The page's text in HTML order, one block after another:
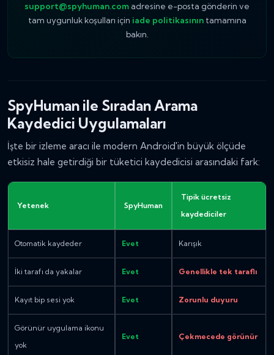
support@spyhuman.com adresine e-posta gönderin ve
tam uygunluk koşulları için iade politikasınıntamamına
bakın.
SpyHuman ile Sıradan Arama
Kaydedici Uygulamaları
İşte bir izleme aracı ile modern Android'in büyük ölçüde
etkisiz hale getirdiği bir tüketici kaydedicisi arasındaki fark:
Yetenek SpyHuman
Tipik ücretsiz
kaydediciler
Otomatik kaydeder Evet Karışık
İki tarafı da yakalar Evet Genellikle tek taraflı
Kayıt bip sesi yok Evet Zorunlu duyuru
Görünür uygulama ikonu
yok
Evet Çekmecede görünür